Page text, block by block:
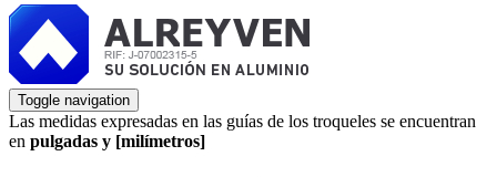
Toggle navigation
Las medidas expresadas en las guías de los troqueles se encuentran
en pulgadas y [milímetros]